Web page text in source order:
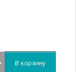
В корзину